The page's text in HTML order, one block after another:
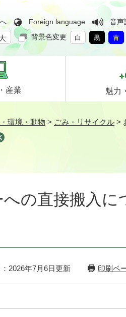
Foreign language
音声
背景色変更 白 黒 青
産業 魅力・
環境・動物 > ごみ・リサイクル >
の直接搬入に
2026年7月6日更新 印刷ペ